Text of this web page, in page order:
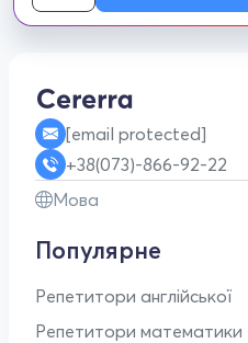
[email protected]
+38(073)-866-92-22
Мова
Популярне
Репетитори англійської
Репетитори математики